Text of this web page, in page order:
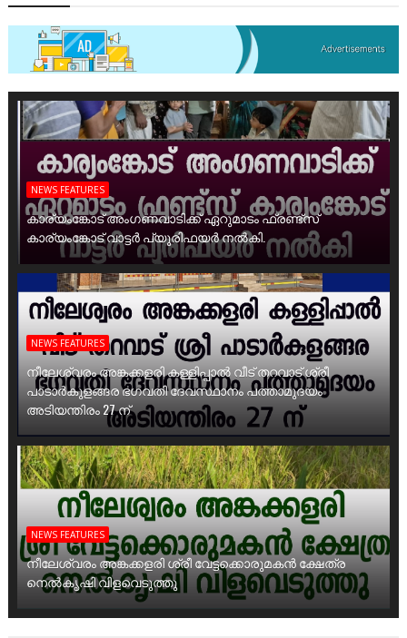
NEWS FEATURES
കാര്യംങ്കോട് അംഗണവാടിക്ക് ഏറുമാടം ഫ്രണ്ട്സ്
കാര്യംങ്കോട് വാട്ടർ പ്യൂരിഫയർ നൽകി.
NEWS FEATURES
നീലേശ്വരം അങ്കക്കളരി കള്ളിപ്പാൽ വീട് തറവാട് ശ്രീ
പാടാർകുളങ്ങര ഭഗവതി ദേവസ്ഥാനം പത്താമുദയം
അടിയന്തിരം 27 ന്
NEWS FEATURES
നീലേശ്വരം അങ്കക്കളരി ശ്രീ വേട്ടക്കൊരുമകൻ ക്ഷേത്ര
നെൽകൃഷി വിളവെടുത്തു